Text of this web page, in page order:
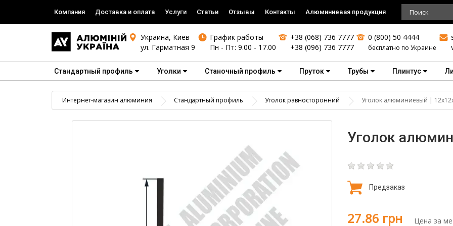
Компания Доставка и оплата Услуги Статьи Отзывы Контакты Алюминиевая продукция
Украина, Киев
ул. Гарматная 9
График работы
Пн - Пт: 9.00 - 17.00
+38 (068) 736 7777
+38 (096) 736 7777
0 (800) 50 4444
бесплатно по Украине
Стандартный профиль Уголки Станочный профиль Пруток Трубы Плинтус
Интернет-магазин алюминия Стандартный профиль Уголок равносторонний Уголок алюминиевый |
Уголок
Предзаказ
27.86 грн Цена за